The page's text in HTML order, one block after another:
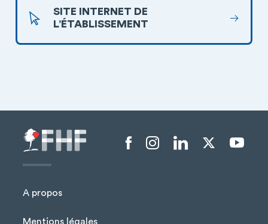
SITE INTERNET DE
L’ÉTABLISSEMENT
A propos
Mentions légales
Menu liens sociaux